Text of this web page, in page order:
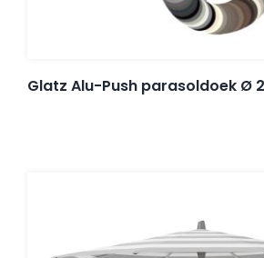
Glatz Alu-Push parasoldoek Ø